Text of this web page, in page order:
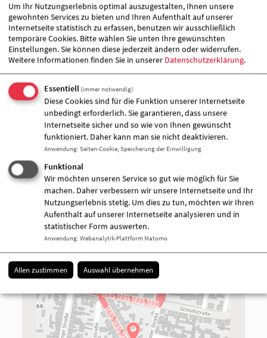
Rheinsberg angeboten.
Beliner Straße 16
16831 Rheinsberg
Julia Fiedler
0179 2432049
www.awo-opr.de
Angebote und Leistungen
Angebote für
Jugendliche
Träger
AWO-OPR gemeinnützige Sozialgesellschaft
mbH
Um Ihr Nutzungserlebnis optimal auszugestalten, Ihnen unsere
gewohnten Services zu bieten und Ihren Aufenthalt auf unserer
Internetseite statistisch zu erfassen, benutzen wir ausschließlich
temporäre Cookies. Bitte wählen Sie unten Ihre gewünschten
Einstellungen. Sie können diese jederzeit ändern oder widerrufen.
Weitere Informationen finden Sie in unserer Datenschutzerklärung.
Essentiell (immer notwendig)
Diese Cookies sind für die Funktion unserer Internetseite
unbedingt erforderlich. Sie garantieren, dass unsere
Internetseite sicher und so wie von Ihnen gewünscht
funktioniert. Daher kann man sie nicht deaktivieren.
Anwendung: Seiten-Cookie, Speicherung der Einwilligung
Funktional
Wir möchten unseren Service so gut wie möglich für Sie
machen. Daher verbessern wir unsere Internetseite und Ihr
Nutzungserlebnis stetig. Um dies zu tun, möchten wir Ihren
Aufenthalt auf unserer Internetseite analysieren und in
statistischer Form auswerten.
Anwendung: Webanalytik-Plattform Matomo
Allen zustimmen Auswahl übernehmen